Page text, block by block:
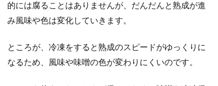
黄桃やサクランボ、みかんなどの果物の缶詰
やかにしてくれ...
的には腐ることはありませんが、だんだんと熟成が進
み風味や色は変化していきます。
ところが、冷凍をすると熟成のスピードがゆっくりに
なるため、風味や味噌の色が変わりにくいのです。